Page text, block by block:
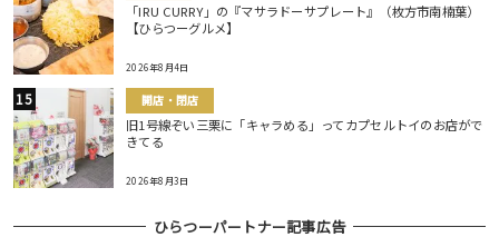
「IRU CURRY」の『マサラドーサプレート』（枚方市南楠葉）
【ひらつーグルメ】
2026年8月4日
開店・閉店
旧1号線ぞい三栗に「キャラめる」ってカプセルトイのお店がで
きてる
2026年8月3日
ひらつーパートナー記事広告